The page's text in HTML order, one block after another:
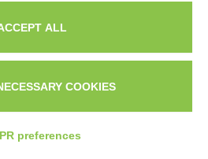
include centinaia di
puoi rivendere ai tuoi
Questi includono
CHI
SONO?
IL
ALL
COOKIES
preferences